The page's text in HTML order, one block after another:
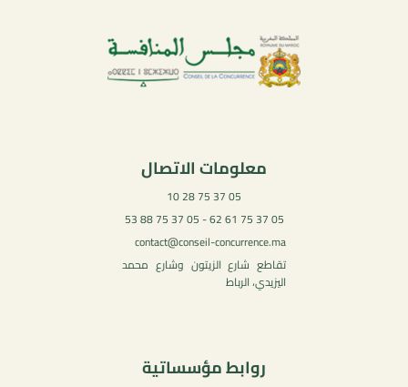
معلومات الاتصال
05 37 75 28 10
05 37 75 61 62 - 05 37 75 88 53
contact@conseil-concurrence.ma
تقاطع شارع الزيتون وشارع محمد
اليزيدي، الرباط
روابط مؤسساتية